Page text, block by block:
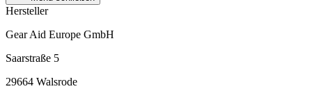
Hersteller
Gear Aid Europe GmbH
Saarstraße 5
29664 Walsrode